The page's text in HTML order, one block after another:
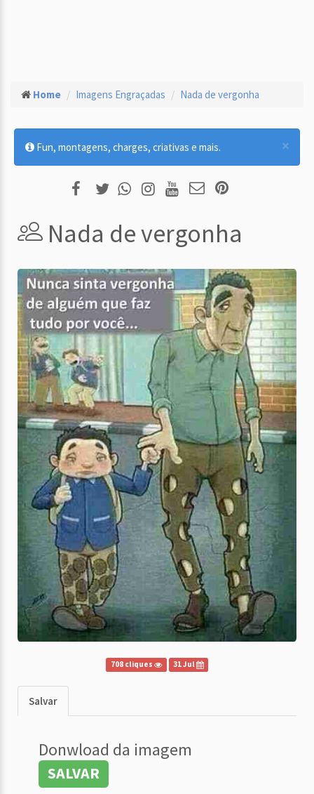
Home Imagens Engraçadas Nada de vergonha
×
Fun, montagens, charges, criativas e mais.
Nada de vergonha
708 cliques 31 Jul
Salvar
Donwload da imagem
SALVAR